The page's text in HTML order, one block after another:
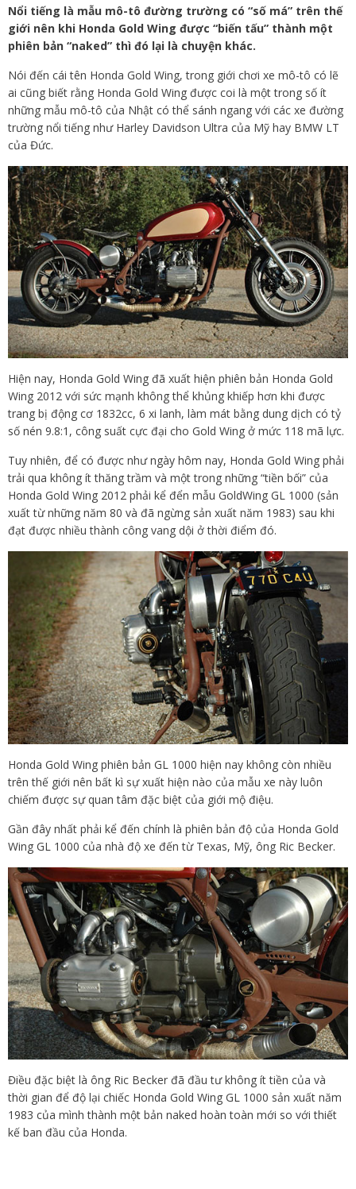
Nổi tiếng là mẫu mô-tô đường trường có “số má” trên thế
giới nên khi Honda Gold Wing được “biến tấu” thành một
phiên bản “naked” thì đó lại là chuyện khác.
Nói đến cái tên Honda Gold Wing, trong giới chơi xe mô-tô có lẽ
ai cũng biết rằng Honda Gold Wing được coi là một trong số ít
những mẫu mô-tô của Nhật có thể sánh ngang với các xe đường
trường nổi tiếng như Harley Davidson Ultra của Mỹ hay BMW LT
của Đức.
Hiện nay, Honda Gold Wing đã xuất hiện phiên bản Honda Gold
Wing 2012 với sức mạnh không thể khủng khiếp hơn khi được
trang bị động cơ 1832cc, 6 xi lanh, làm mát bằng dung dịch có tỷ
số nén 9.8:1, công suất cực đại cho Gold Wing ở mức 118 mã lực.
Tuy nhiên, để có được như ngày hôm nay, Honda Gold Wing phải
trải qua không ít thăng trầm và một trong những “tiền bối” của
Honda Gold Wing 2012 phải kể đển mẫu GoldWing GL 1000 (sản
xuất từ những năm 80 và đã ngừng sản xuất năm 1983) sau khi
đạt được nhiều thành công vang dội ở thời điểm đó.
Honda Gold Wing phiên bản GL 1000 hiện nay không còn nhiều
trên thế giới nên bất kì sự xuất hiện nào của mẫu xe này luôn
chiếm được sự quan tâm đặc biệt của giới mộ điệu.
Gần đây nhất phải kể đến chính là phiên bản độ của Honda Gold
Wing GL 1000 của nhà độ xe đến từ Texas, Mỹ, ông Ric Becker.
Điều đặc biệt là ông Ric Becker đã đầu tư không ít tiền của và
thời gian để độ lại chiếc Honda Gold Wing GL 1000 sản xuất năm
1983 của mình thành một bản naked hoàn toàn mới so với thiết
kế ban đầu của Honda.